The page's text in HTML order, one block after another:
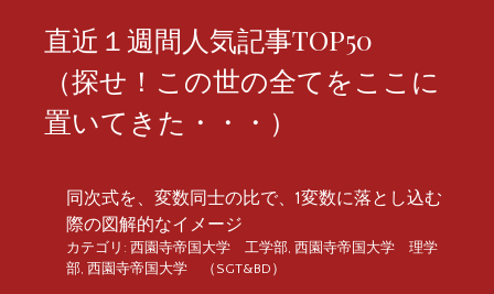
直近１週間人気記事TOP50
（探せ！この世の全てをここに
置いてきた・・・）
同次式を、変数同士の比で、1変数に落とし込む
際の図解的なイメージ
カテゴリ: 西園寺帝国大学 工学部 西園寺帝国大学 理学
部 西園寺帝国大学 （SGT&BD）